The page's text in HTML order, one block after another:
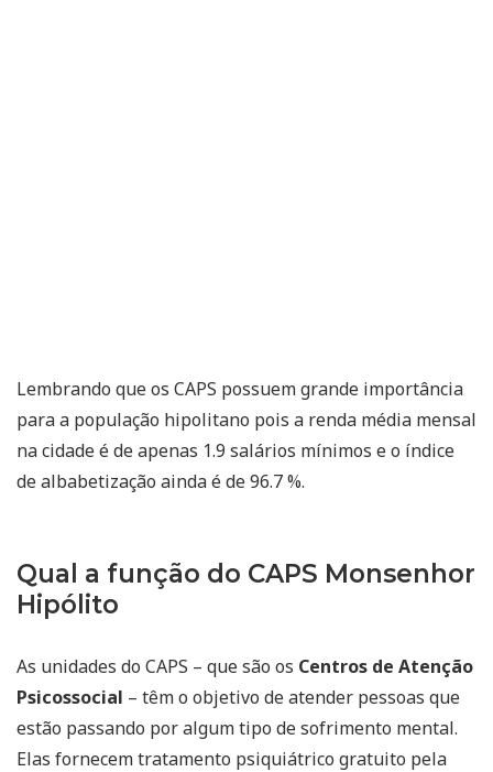
Lembrando que os CAPS possuem grande importância
para a população hipolitano pois a renda média mensal
na cidade é de apenas 1.9 salários mínimos e o índice
de albabetização ainda é de 96.7 %.
Qual a função do CAPS Monsenhor
Hipólito
As unidades do CAPS – que são os Centros de Atenção
Psicossocial – têm o objetivo de atender pessoas que
estão passando por algum tipo de sofrimento mental.
Elas fornecem tratamento psiquiátrico gratuito pela